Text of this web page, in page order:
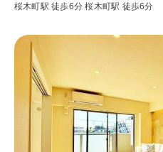
桜木町駅 徒歩6分桜木町駅 徒歩6分